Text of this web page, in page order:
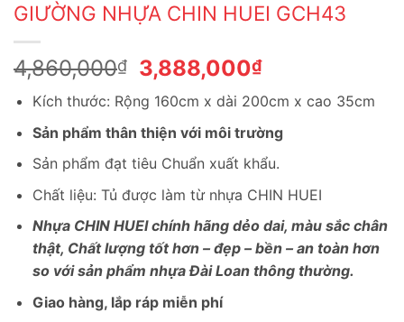
GIƯỜNG NHỰA CHIN HUEI GCH43
4,860,000₫
Giá
gốc
là:
4,860,000₫.
3,888,000₫Giá
hiện
tại
là:
3,888,000₫.
Kích thước: Rộng 160cm x dài 200cm x cao 35cm
Sản phẩm thân thiện với môi trường
Sản phẩm đạt tiêu Chuẩn xuất khẩu.
Chất liệu: Tủ được làm từ nhựa CHIN HUEI
Nhựa CHIN HUEI chính hãng dẻo dai, màu sắc chân
thật, Chất lượng tốt hơn – đẹp – bền – an toàn hơn
so với sản phẩm nhựa Đài Loan thông thường.
Giao hàng, lắp ráp miễn phí